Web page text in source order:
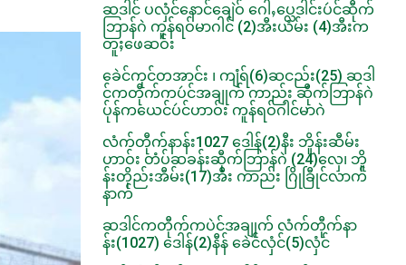
ဆဒါင် ပလှံင်နောင်ချေဲဝ် ဂေါႇပ္လေဒါင်းပဴင်ဆီုက်
ဘြာန်ဂဲ ကူန်ရဝ်မာဂါင် (2)အီးယံမ်း (4)အီးက
တူႈဖေဆဝ်း
ခေဲင်ကုင်တအာင်း ၊ ကျံရ်(6)ဆငည်း(25) ဆဒါ
င်ကတီုက်ကပဴင်အချုက် ကာည်း ဆီုက်ဘြာန်ဂဲ
ပ်ုန်ကယေင်ပဴင်ဟာဝ်း ကူန်ရဝ်ဂါင်မာဂဲ
လံက်တီုက်နာန်း1027 ဒေါန်(2)နီး ဘိူန်းဆီမ်း
ဟာဝ်း တံပ်ဆခန်းဆီုက်ဘြာန်ဂဲ (24)လှေ၊ ဘိူ
န်းတိုည်းအီမ်း(17)အီး ကာည်း ဂြိုခြီုင်လာက်
နာက်
ဆဒါင်ကတီုက်ကပဲင်အချုက် လံက်တီုက်နာ
န်း(1027) ဒေါန်(2)နီန် ခေဲင်လှံင်(5)လှံင်